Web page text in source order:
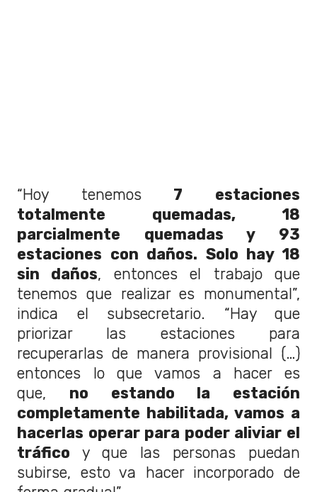
“Hoy tenemos7 estaciones
totalmente quemadas, 18
parcialmente quemadas y 93
estaciones con daños. Solo hay 18
sin daños, entonces el trabajo que
tenemos que realizar es monumental”,
indica el subsecretario. “Hay que
priorizar las estaciones para
recuperarlas de manera provisional (…)
entonces lo que vamos a hacer es
que, no estando la estación
completamente habilitada, vamos a
hacerlas operar para poder aliviar el
tráfico y que las personas puedan
subirse, esto va hacer incorporado de